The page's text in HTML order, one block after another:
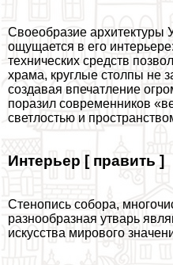
Своеобразие архитектуры
ощущается в его
технических средств
храма, круглые столпы не
создавая впечатление
поразил современников
светлостью и
Интерьер [ править ]
Стенопись собора,
разнообразная утварь
искусства мирового